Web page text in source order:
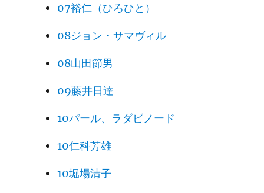
07裕仁（ひろひと）
08ジョン・サマヴィル
08山田節男
09藤井日達
10パール、ラダビノード
10仁科芳雄
10堀場清子